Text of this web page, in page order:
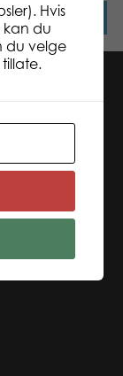
merHvis
kan du
du velge